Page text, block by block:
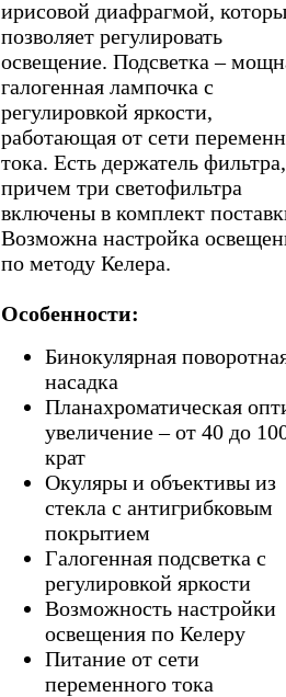
ирисовой диафрагмой,
позволяет регулировать
освещение. Подсветка –
галогенная лампочка с
регулировкой яркости,
работающая от сети
тока. Есть держатель фильтра,
причем три светофильтра
включены в комплект
Возможна настройка
по методу Келера.
Особенности:
Бинокулярная
насадка
Планахроматическая
увеличение – от 40 до
крат
Окуляры и объективы из
стекла с антигрибковым
покрытием
Галогенная подсветка с
регулировкой яркости
Возможность настройки
освещения по Келеру
Питание от сети
переменного тока